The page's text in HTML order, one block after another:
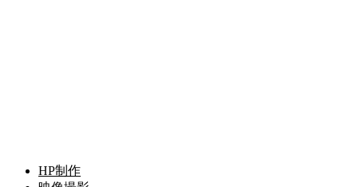
HP制作